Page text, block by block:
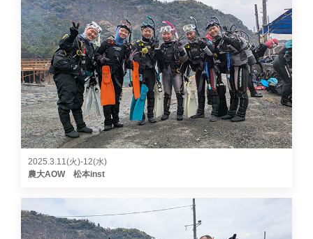
2025.3.11(火)-12(水)
農大AOW 松本inst